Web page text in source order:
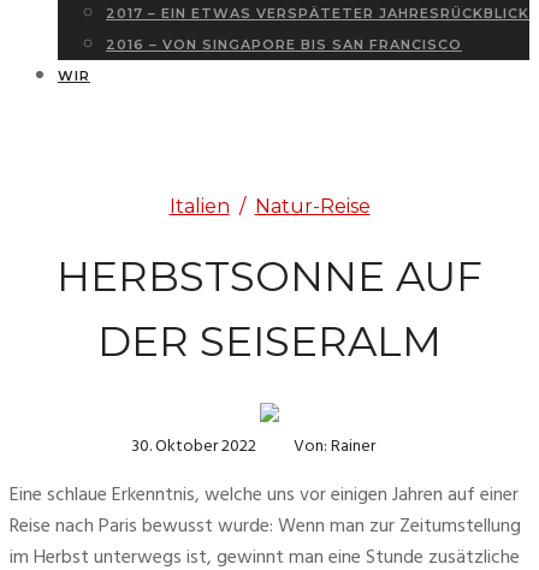
2017 – EIN ETWAS VERSPÄTETER JAHRESRÜCKBLICK
2016 – VON SINGAPORE BIS SAN FRANCISCO
WIR
Italien / Natur-Reise
HERBSTSONNE AUF
DER SEISERALM
30. Oktober 2022 Von: Rainer
Eine schlaue Erkenntnis, welche uns vor einigen Jahren auf einer
Reise nach Paris bewusst wurde: Wenn man zur Zeitumstellung
im Herbst unterwegs ist, gewinnt man eine Stunde zusätzliche